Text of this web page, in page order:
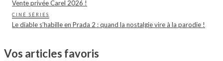
Vente privée Carel 2026 !
CINÉ SÉRIES
Le diable s’habille en Prada 2 : quand la nostalgie vire à la parodie !
Vos articles favoris